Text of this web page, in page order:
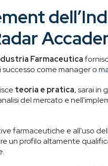
Farmaceutica
come manager o
teoria e pratica, sarai in
del mercato e
farmaceutiche e all'uso
un profilo altamente